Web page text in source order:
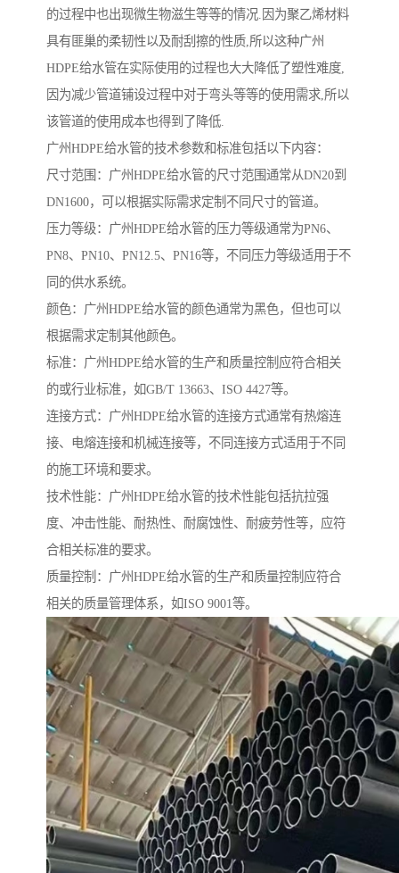
的过程中也出现微生物滋生等等的情况.因为聚乙烯材料
具有匪巢的柔韧性以及耐刮擦的性质,所以这种广州
HDPE给水管在实际使用的过程也大大降低了塑性难度,
因为减少管道铺设过程中对于弯头等等的使用需求,所以
该管道的使用成本也得到了降低.
广州HDPE给水管的技术参数和标准包括以下内容：
尺寸范围：广州HDPE给水管的尺寸范围通常从DN20到
DN1600，可以根据实际需求定制不同尺寸的管道。
压力等级：广州HDPE给水管的压力等级通常为PN6、
PN8、PN10、PN12.5、PN16等，不同压力等级适用于不
同的供水系统。
颜色：广州HDPE给水管的颜色通常为黑色，但也可以
根据需求定制其他颜色。
标准：广州HDPE给水管的生产和质量控制应符合相关
的或行业标准，如GB/T 13663、ISO 4427等。
连接方式：广州HDPE给水管的连接方式通常有热熔连
接、电熔连接和机械连接等，不同连接方式适用于不同
的施工环境和要求。
技术性能：广州HDPE给水管的技术性能包括抗拉强
度、冲击性能、耐热性、耐腐蚀性、耐疲劳性等，应符
合相关标准的要求。
质量控制：广州HDPE给水管的生产和质量控制应符合
相关的质量管理体系，如ISO 9001等。